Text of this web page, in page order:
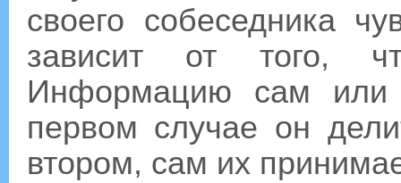
своего собеседника
зависит от того,
Информацию сам или
первом случае он
втором, сам их